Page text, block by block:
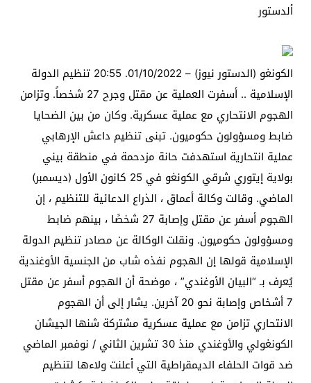
ألدستور
الكونغو (الدستور نيوز) – 01/10/2022. 20:55 تنظيم الدولة
الإسلامية .. أسفرت العملية عن مقتل وجرح 27 شخصاً. وتزامن
الهجوم الانتحاري مع عملية عسكرية. وكان من بين الضحايا
ضابط ومسؤولون حكوميون. تبنى تنظيم داعش الإرهابي
عملية انتحارية استهدفت حانة مزدحمة في منطقة بيني
بولاية إيتوري شرقي الكونغو في 25 كانون الأول (ديسمبر)
الماضي. وقالت وكالة أعماق ، الذراع الدعائية للتنظيم ، إن
الهجوم أسفر عن مقتل وإصابة 27 شخصًا ، بينهم ضابط
ومسؤولون حكوميون. ونقلت الوكالة عن مصادر تنظيم الدولة
الإسلامية قولها إن الهجوم نفذه شاب من الجنسية الأوغندية
يُعرف بـ “البيان الأوغندي” ، موضحة أن الهجوم أسفر عن مقتل
7 أشخاص وإصابة نحو 20 آخرين. يشار إلى أن الهجوم
الانتحاري تزامن مع عملية عسكرية مشتركة شنها الجيشان
الكونغولي والأوغندي منذ 30 تشرين الثاني / نوفمبر الماضي
ضد قوات الحلفاء الديمقراطية التي أعلنت ولاءها لتنظيم